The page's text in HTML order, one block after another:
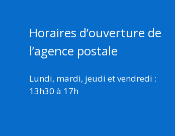
Horaires d’ouverture de
l’agence postale
Lundi, mardi, jeudi et vendredi :
13h30 à 17h